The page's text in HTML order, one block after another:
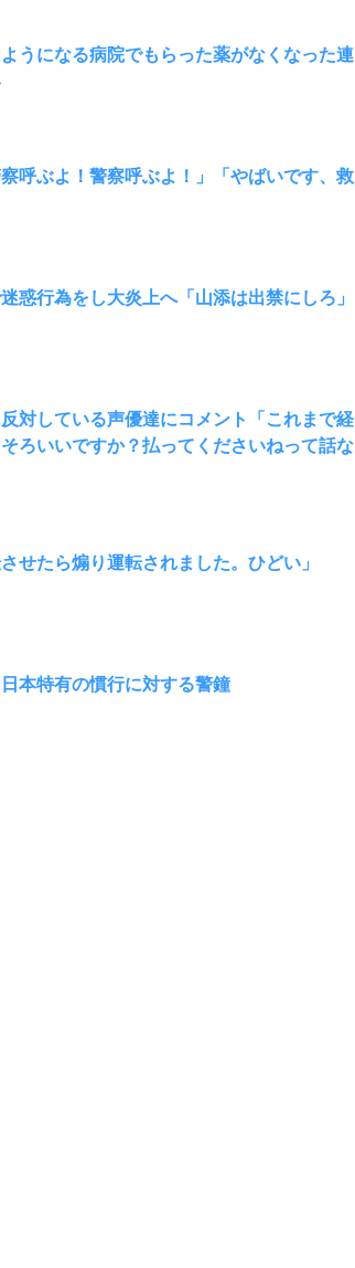
うになる病院でもらった薬がなくなった連
呼ぶよ！警察呼ぶよ！」「やばいです、救
惑行為をし大炎上へ「山添は出禁にしろ」
対している声優達にコメント「これまで経
ろいいですか？払ってくださいねって話な
せたら煽り運転されました。ひどい」
本特有の慣行に対する警鐘